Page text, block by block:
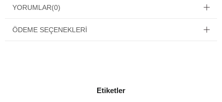
YORUMLAR(0)
ÖDEME SEÇENEKLERI
Etiketler